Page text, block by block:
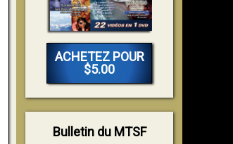
ACHETEZ POUR
$5.00
Bulletin du MTSF